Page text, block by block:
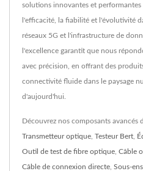
solutions innovantes et
l'efficacité, la fiabilité et l'évolutivité
réseaux 5G et l'infrastructure de
l'excellence garantit que nous
avec précision, en offrant des
connectivité fluide dans le paysage
d'aujourd'hui.
Découvrez nos composants avancés
Transmetteur optique Testeur Bert
Outil de test de fibre optique Câble
Câble de connexion directe Sous-